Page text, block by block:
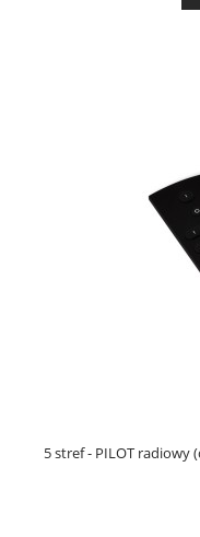
5 stref - PILOT radiowy